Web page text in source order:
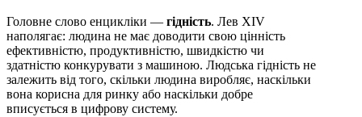
Головне слово енцикліки — гідність. Лев XIV
наполягає: людина не має доводити свою цінність
ефективністю, продуктивністю, швидкістю чи
здатністю конкурувати з машиною. Людська гідність не
залежить від того, скільки людина виробляє, наскільки
вона корисна для ринку або наскільки добре
вписується в цифрову систему.